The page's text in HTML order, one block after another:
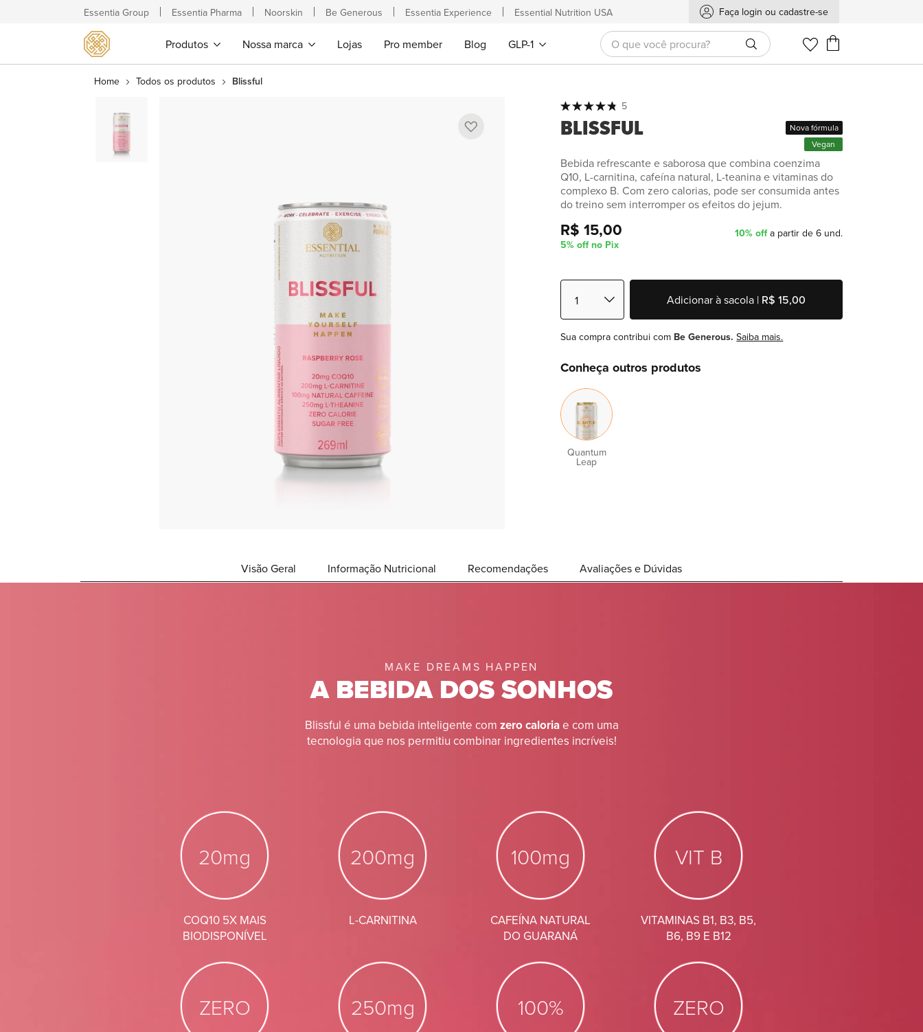
Produtos Nossa marca Lojas Pro member Blog GLP-1 Meu Carrinho
Home Todos os produtos
Blissful
Classificação:
% of
5
BLISSFUL
Nova fórmula
Vegan
Bebida refrescante e saborosa que combina coenzima
Q10, L-carnitina, cafeína natural, L-teanina e vitaminas do
complexo B. Com zero calorias, pode ser consumida antes
do treino sem interromper os efeitos do jejum.
R$ 15,00
5% off no Pix
10% offa partir de 6 und.
Adicionar à sacola | R$ 15,00
Sua compra contribui com Be Generous. Saiba mais.
Conheça outros produtos
Quantum
Leap
Visão Geral Informação Nutricional Recomendações Avaliações e Dúvidas
MAKE DREAMS HAPPEN
A BEBIDA DOS SONHOS
Blissful é uma bebida inteligente com zero caloriae com uma
tecnologia que nos permitiu combinar ingredientes incríveis!
20mg
COQ10 5X MAIS
BIODISPONÍVEL
200mg
L-CARNITINA
100mg
CAFEÍNA NATURAL
DO GUARANÁ
VIT B
VITAMINAS B1, B3, B5,
B6, B9 E B12
ZERO 250mg 100% ZERO
Essentia Group Essentia Pharma Noorskin Be Generous Essentia Experience Essential Nutrition USA Faça login ou cadastre-se